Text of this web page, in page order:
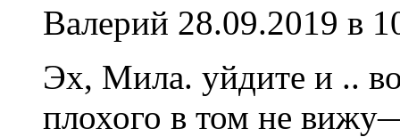
Валерий 28.09.2019 в
Эх, Мила. уйдите и ..
плохого в том не